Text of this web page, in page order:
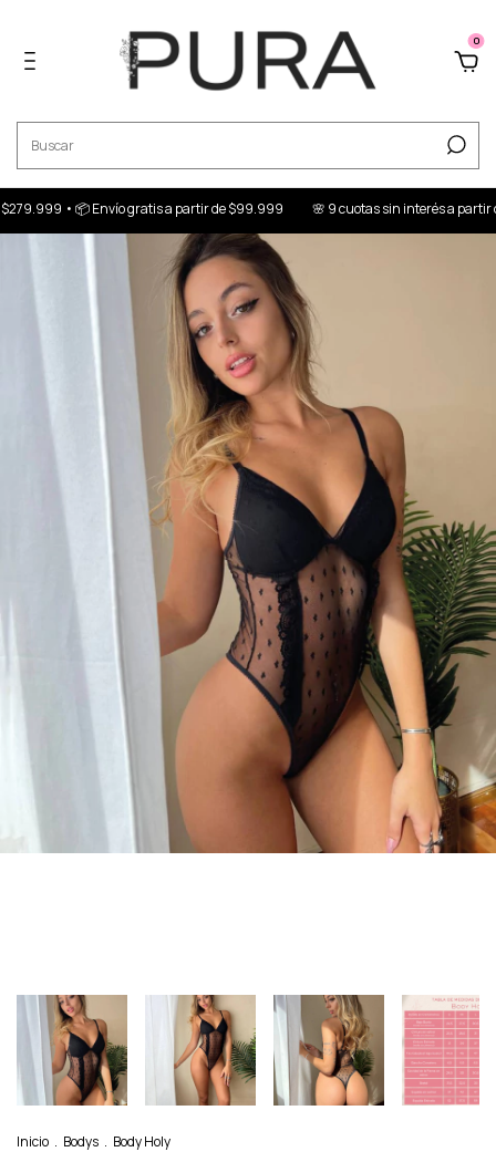
0
• 📦 Envío gratis a partir de $99.999 🌸 9 cuotas sin interés a partir de
Inicio . Bodys . Body Holy